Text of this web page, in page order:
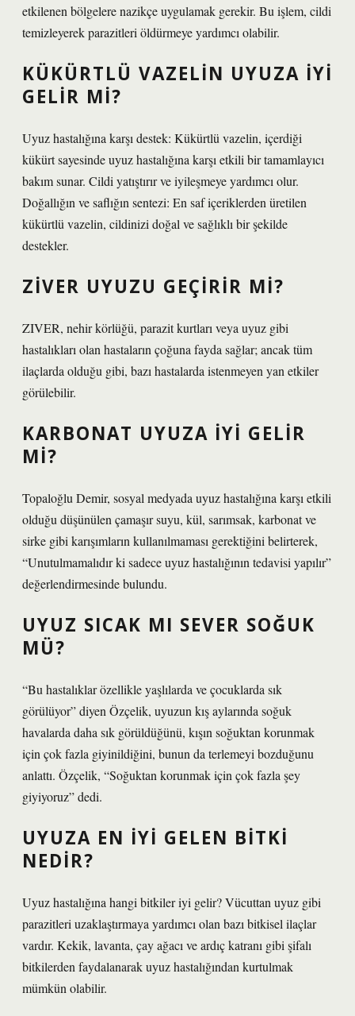
etkilenen bölgelere nazikçe uygulamak gerekir. Bu işlem, cildi
temizleyerek parazitleri öldürmeye yardımcı olabilir.
KÜKÜRTLÜ VAZELIN UYUZA IYI
GELIR MI?
Uyuz hastalığına karşı destek: Kükürtlü vazelin, içerdiği
kükürt sayesinde uyuz hastalığına karşı etkili bir tamamlayıcı
bakım sunar. Cildi yatıştırır ve iyileşmeye yardımcı olur.
Doğallığın ve saflığın sentezi: En saf içeriklerden üretilen
kükürtlü vazelin, cildinizi doğal ve sağlıklı bir şekilde
destekler.
ZIVER UYUZU GEÇIRIR MI?
ZIVER, nehir körlüğü, parazit kurtları veya uyuz gibi
hastalıkları olan hastaların çoğuna fayda sağlar; ancak tüm
ilaçlarda olduğu gibi, bazı hastalarda istenmeyen yan etkiler
görülebilir.
KARBONAT UYUZA IYI GELIR
MI?
Topaloğlu Demir, sosyal medyada uyuz hastalığına karşı etkili
olduğu düşünülen çamaşır suyu, kül, sarımsak, karbonat ve
sirke gibi karışımların kullanılmaması gerektiğini belirterek,
“Unutulmamalıdır ki sadece uyuz hastalığının tedavisi yapılır”
değerlendirmesinde bulundu.
UYUZ SICAK MI SEVER SOĞUK
MÜ?
“Bu hastalıklar özellikle yaşlılarda ve çocuklarda sık
görülüyor” diyen Özçelik, uyuzun kış aylarında soğuk
havalarda daha sık görüldüğünü, kışın soğuktan korunmak
için çok fazla giyinildiğini, bunun da terlemeyi bozduğunu
anlattı. Özçelik, “Soğuktan korunmak için çok fazla şey
giyiyoruz” dedi.
UYUZA EN IYI GELEN BITKI
NEDIR?
Uyuz hastalığına hangi bitkiler iyi gelir? Vücuttan uyuz gibi
parazitleri uzaklaştırmaya yardımcı olan bazı bitkisel ilaçlar
vardır. Kekik, lavanta, çay ağacı ve ardıç katranı gibi şifalı
bitkilerden faydalanarak uyuz hastalığından kurtulmak
mümkün olabilir.